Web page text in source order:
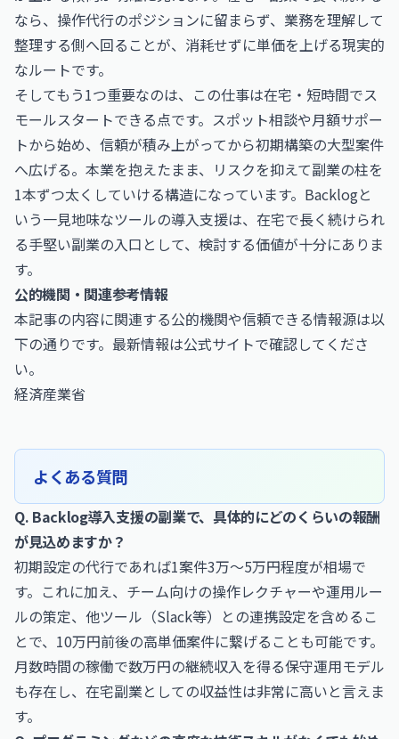
なら、操作代行のポジションに留まらず、業務を理解して
整理する側へ回ることが、消耗せずに単価を上げる現実的
なルートです。
そしてもう1つ重要なのは、この仕事は在宅・短時間でス
モールスタートできる点です。スポット相談や月額サポー
トから始め、信頼が積み上がってから初期構築の大型案件
へ広げる。本業を抱えたまま、リスクを抑えて副業の柱を
1本ずつ太くしていける構造になっています。Backlogと
いう一見地味なツールの導入支援は、在宅で長く続けられ
る手堅い副業の入口として、検討する価値が十分にありま
す。
公的機関・関連参考情報
本記事の内容に関連する公的機関や信頼できる情報源は以
下の通りです。最新情報は公式サイトで確認してくださ
い。
経済産業省
よくある質問
Q. Backlog導入支援の副業で、具体的にどのくらいの報酬
が見込めますか？
初期設定の代行であれば1案件3万〜5万円程度が相場で
す。これに加え、チーム向けの操作レクチャーや運用ルー
ルの策定、他ツール（Slack等）との連携設定を含めるこ
とで、10万円前後の高単価案件に繋げることも可能です。
月数時間の稼働で数万円の継続収入を得る保守運用モデル
も存在し、在宅副業としての収益性は非常に高いと言えま
す。